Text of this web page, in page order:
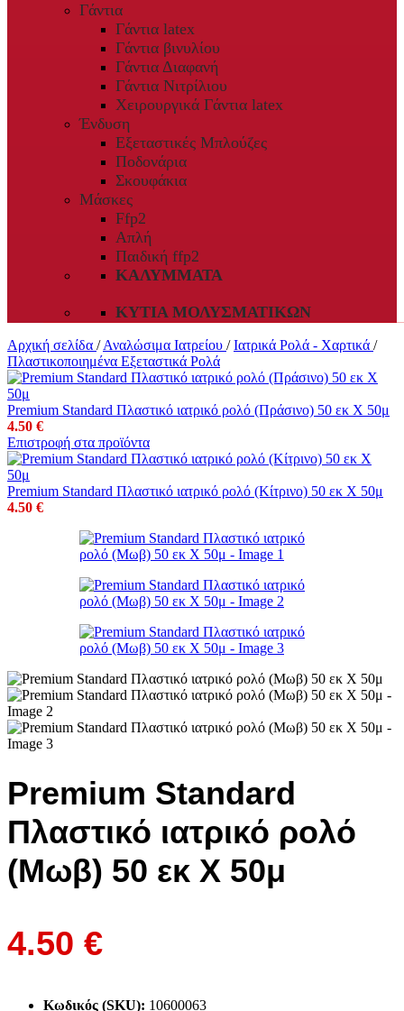
Γάντια
Γάντια latex
Γάντια βινυλίου
Γάντια Διαφανή
Γάντια Νιτρίλιου
Χειρουργικά Γάντια latex
Ένδυση
Εξεταστικές Μπλούζες
Ποδονάρια
Σκουφάκια
Μάσκες
Ffp2
Απλή
Παιδική ffp2
ΚΑΛΎΜΜΑΤΑ
ΚΥΤΊΑ ΜΟΛΥΣΜΑΤΙΚΏΝ
Αρχική σελίδα / Αναλώσιμα Ιατρείου / Ιατρικά Ρολά - Χαρτικά /
Πλαστικοποιημένα Εξεταστικά Ρολά
Premium Standard Πλαστικό ιατρικό ρολό (Πράσινο) 50 εκ Χ 50μ
4.50 €
Επιστροφή στα προϊόντα
Premium Standard Πλαστικό ιατρικό ρολό (Κίτρινο) 50 εκ Χ 50μ
4.50 €
Premium Standard
Πλαστικό ιατρικό ρολό
(Μωβ) 50 εκ Χ 50μ
4.50 €
Κωδικός (SKU): 10600063